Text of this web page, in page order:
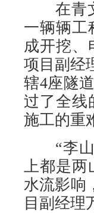
在青文
一辆辆工
成开挖、
项目副经
辖4座隧
过了全线
施工的重
“李山
上都是两
水流影响
目副经理